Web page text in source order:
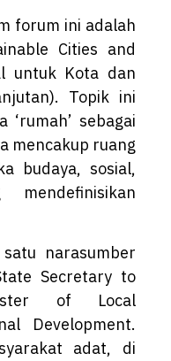
forum ini adalah
Cities and
untuk Kota dan
Topik ini
sebagai
mencakup ruang
budaya, sosial,
narasumber
Secretary to
of Local
Development.
adat, di